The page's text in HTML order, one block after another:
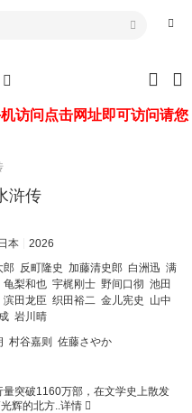
访问点击网址即可访问请您
浒传
日本
2026
郎 反町隆史 加藤清史郎 白洲迅 满
龟梨和也 宇梶刚士 野间口彻 池田
滨田龙臣 织田裕二 金儿宪史
山中
岩川晴
村谷嘉则
佐藤さやか
量突破1160万部，在文学史上散发
辉的北方..详情